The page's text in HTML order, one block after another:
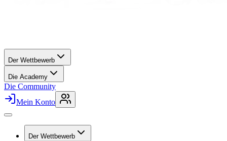
Der Wettbewerb
Die Academy
Die Community
Mein Konto
Der Wettbewerb